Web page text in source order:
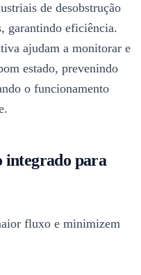
de desobstrução
garantindo eficiência.
ajudam a monitorar e
estado, prevenindo
o funcionamento
integrado para
fluxo e minimizem